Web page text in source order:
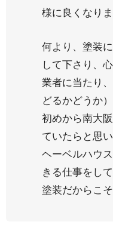
様に良くなりま
何より、塗装
して下さり、
業者に当たり
どるかどうか
初めから南大
ていたらと思い
ヘーベルハウ
きる仕事をし
塗装だからこそ